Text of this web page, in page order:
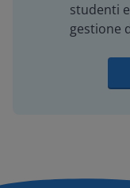
studenti
gestione